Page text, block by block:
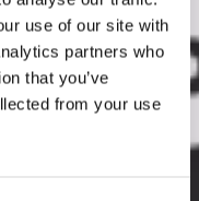
use of our site with
partners who
that you’ve
from your use